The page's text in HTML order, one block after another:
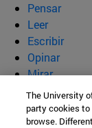
Pensar
Leer
Escribir
Opinar
Mirar
Quiénes
BeBrave
The University
party cookies
browse.